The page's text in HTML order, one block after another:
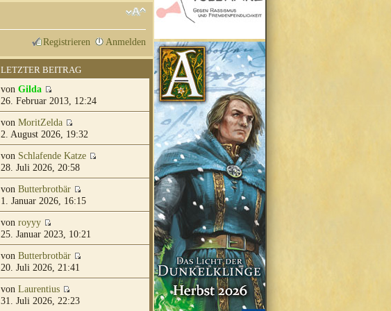
Registrieren Anmelden
LETZTER BEITRAG
von Gilda
26. Februar 2013, 12:24
von MoritZelda
2. August 2026, 19:32
von Schlafende Katze
28. Juli 2026, 20:58
von Butterbrotbär
1. Januar 2026, 16:15
von royyy
25. Januar 2023, 10:21
von Butterbrotbär
20. Juli 2026, 21:41
von Laurentius
31. Juli 2026, 22:23